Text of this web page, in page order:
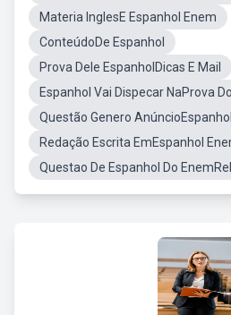
Materia InglesE Espanhol Enem
ConteúdoDe Espanhol
Prova Dele EspanholDicas E Mail
Espanhol Vai Dispecar NaProva
Questão Genero
Redação Escrita EmEspanhol
Questao De Espanhol Do